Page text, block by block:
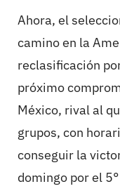
Ahora, el
camino en la
reclasificación
próximo
México, rival al
grupos, con
conseguir la
domingo por el